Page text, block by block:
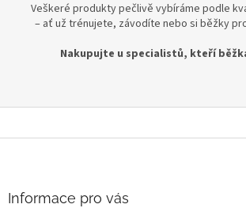
Veškeré produkty pečlivě vybíráme podle
– ať už trénujete, závodíte nebo si běžky
Nakupujte u specialistů, kteří
Informace pro vás